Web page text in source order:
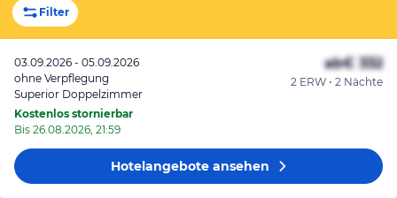
Filter
03.09.2026 - 05.09.2026
ohne Verpflegung
Superior Doppelzimmer
Kostenlos stornierbar
Bis 26.08.2026, 21:59
ab€ 332
2 ERW • 2 Nächte
Hotelangeboteansehen